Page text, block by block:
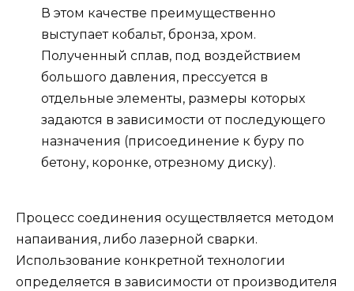
В этом качестве преимущественно
выступает кобальт, бронза, хром.
Полученный сплав, под воздействием
большого давления, прессуется в
отдельные элементы, размеры которых
задаются в зависимости от последующего
назначения (присоединение к буру по
бетону, коронке, отрезному диску).
Процесс соединения осуществляется методом
напаивания, либо лазерной сварки.
Использование конкретной технологии
определяется в зависимости от производителя